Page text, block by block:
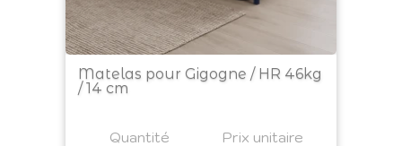
Matelas pour Gigogne / HR 46kg
/ 14 cm
Quantité Prix unitaire